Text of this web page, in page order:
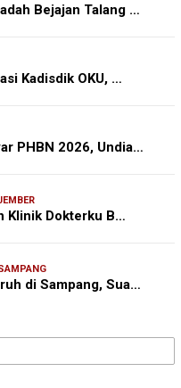
Bejajan Talang …
Kadisdik OKU, …
PHBN 2026, Undia…
Klinik Dokterku B…
di Sampang, Sua…